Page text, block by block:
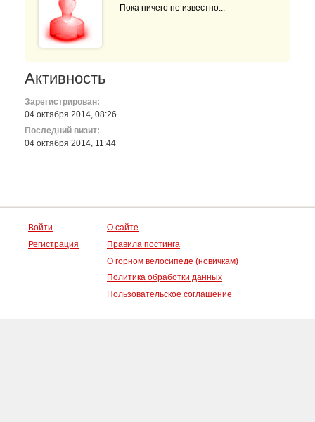
Пока ничего не известно...
Активность
Зарегистрирован:
04 октября 2014, 08:26
Последний визит:
04 октября 2014, 11:44
Войти
Регистрация
О сайте
Правила постинга
О горном велосипеде (новичкам)
Политика обработки данных
Пользовательское соглашение